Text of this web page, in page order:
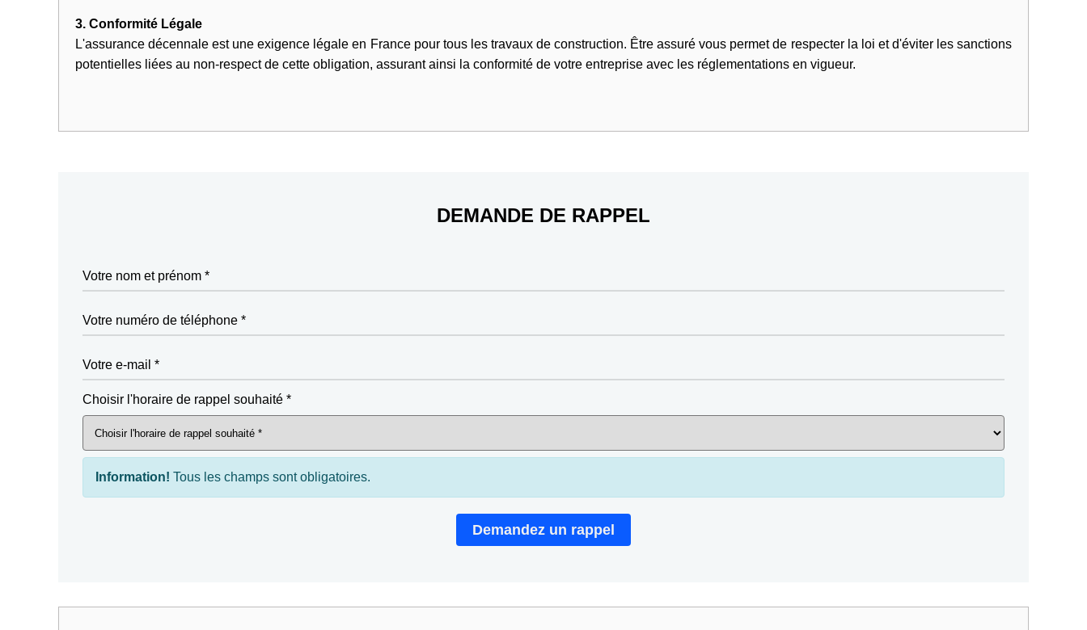
3. Conformité Légale
L'assurance décennale est une exigence légale en France pour tous les travaux de construction. Être assuré vous permet de respecter la loi et d'éviter les sanctions
potentielles liées au non-respect de cette obligation, assurant ainsi la conformité de votre entreprise avec les réglementations en vigueur.
DEMANDE DE RAPPEL
Votre nom et prénom *
Votre numéro de téléphone *
Votre e-mail *
Choisir l'horaire de rappel souhaité *
Information! Tous les champs sont obligatoires.
Demandez un rappel